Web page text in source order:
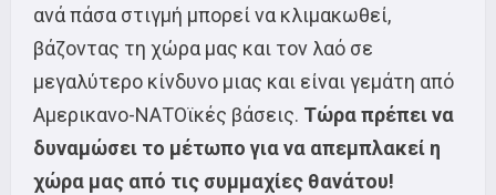
ανά πάσα στιγμή μπορεί να κλιμακωθεί,
βάζοντας τη χώρα μας και τον λαό σε
μεγαλύτερο κίνδυνο μιας και είναι γεμάτη από
Αμερικανο-ΝΑΤΟϊκές βάσεις. Τώρα πρέπει να
δυναμώσει το μέτωπο για να απεμπλακεί η
χώρα μας από τις συμμαχίες θανάτου!